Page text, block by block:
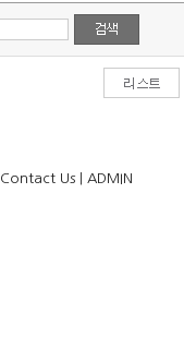
Contact Us| ADMIN